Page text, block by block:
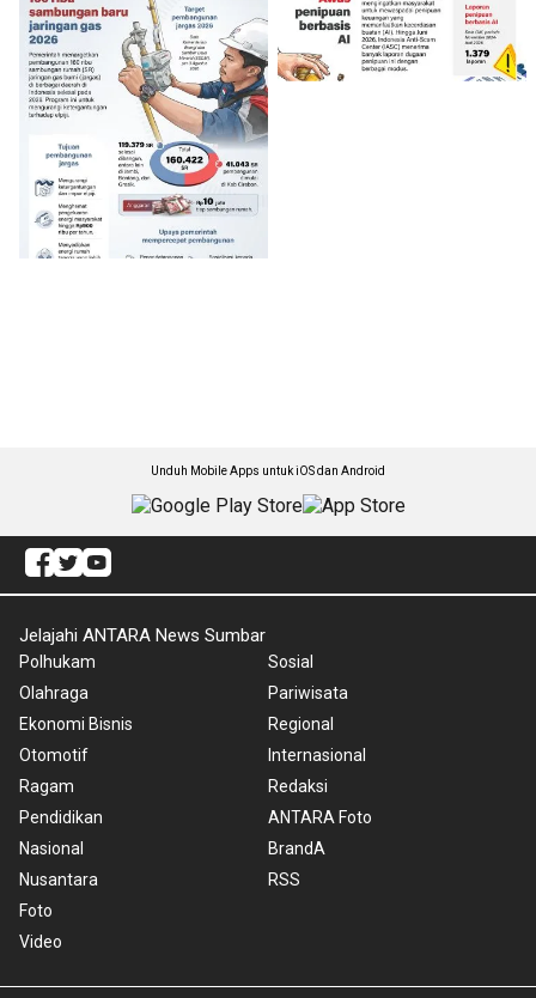
Unduh Mobile Apps untuk iOS dan Android
Jelajahi ANTARA News Sumbar
Polhukam
Olahraga
Ekonomi Bisnis
Otomotif
Ragam
Pendidikan
Nasional
Nusantara
Foto
Video
Sosial
Pariwisata
Regional
Internasional
Redaksi
ANTARA Foto
BrandA
RSS